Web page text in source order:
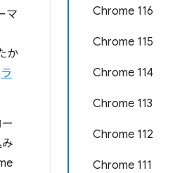
Chrome 116
Chrome 115
Chrome 114
Chrome 113
Chrome 112
Chrome 111
マ
か
ラ